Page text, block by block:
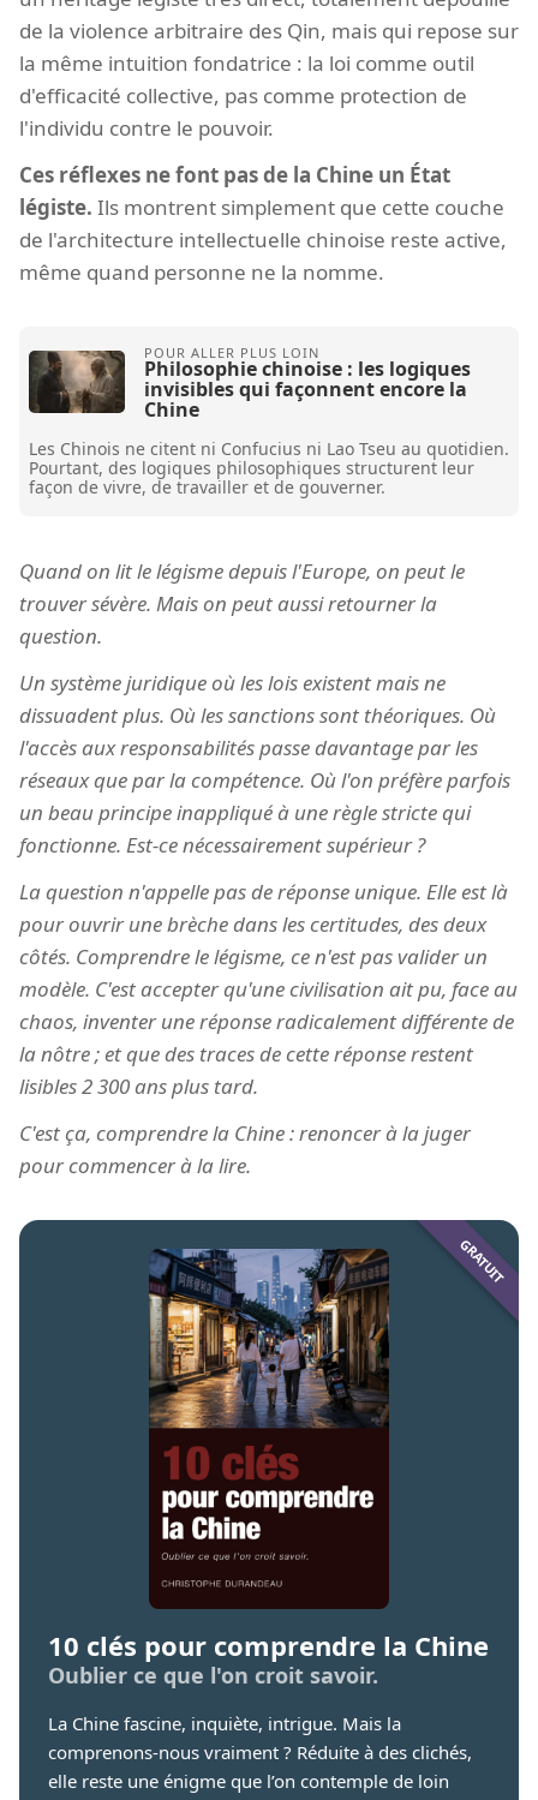
de la violence arbitraire des Qin, mais qui repose sur
la même intuition fondatrice : la loi comme outil
d'efficacité collective, pas comme protection de
l'individu contre le pouvoir.
Ces réflexes ne font pas de la Chine un État
légiste. Ils montrent simplement que cette couche
de l'architecture intellectuelle chinoise reste active,
même quand personne ne la nomme.
Philosophie chinoise : les logiques
invisibles qui façonnent encore la
Chine
Les Chinois ne citent ni Confucius ni Lao Tseu au quotidien.
Pourtant, des logiques philosophiques structurent leur
façon de vivre, de travailler et de gouverner.
Quand on lit le légisme depuis l'Europe, on peut le
trouver sévère. Mais on peut aussi retourner la
question.
Un système juridique où les lois existent mais ne
dissuadent plus. Où les sanctions sont théoriques. Où
l'accès aux responsabilités passe davantage par les
réseaux que par la compétence. Où l'on préfère parfois
un beau principe inappliqué à une règle stricte qui
fonctionne. Est-ce nécessairement supérieur ?
La question n'appelle pas de réponse unique. Elle est là
pour ouvrir une brèche dans les certitudes, des deux
côtés. Comprendre le légisme, ce n'est pas valider un
modèle. C'est accepter qu'une civilisation ait pu, face au
chaos, inventer une réponse radicalement différente de
la nôtre ; et que des traces de cette réponse restent
lisibles 2 300 ans plus tard.
C'est ça, comprendre la Chine : renoncer à la juger
pour commencer à la lire.
10 clés pour comprendre la Chine
Oublier ce que l'on croit savoir.
La Chine fascine, inquiète, intrigue. Mais la
comprenons-nous vraiment ? Réduite à des clichés,
elle reste une énigme que l’on contemple de loin